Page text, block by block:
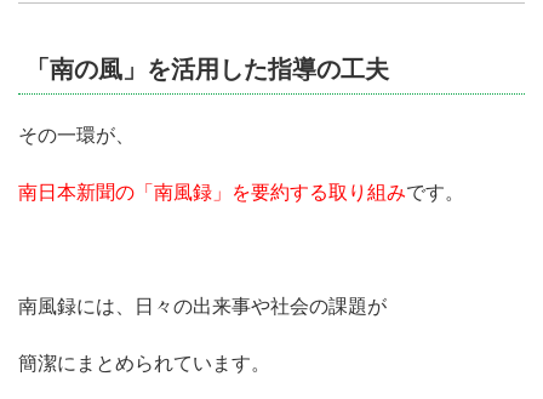
「南の風」を活用した指導の工夫
その一環が、
南日本新聞の「南風録」を要約する取り組みです。
南風録には、日々の出来事や社会の課題が
簡潔にまとめられています。